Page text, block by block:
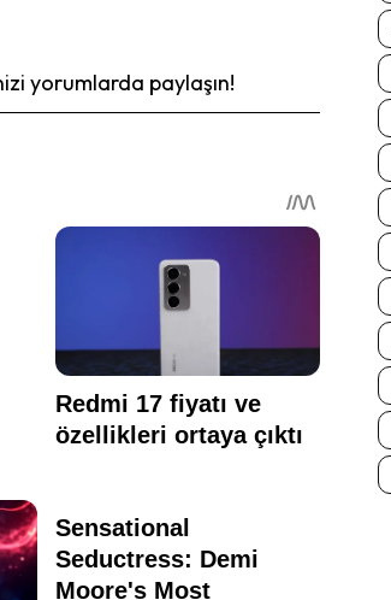
yorumlarda paylaşın!